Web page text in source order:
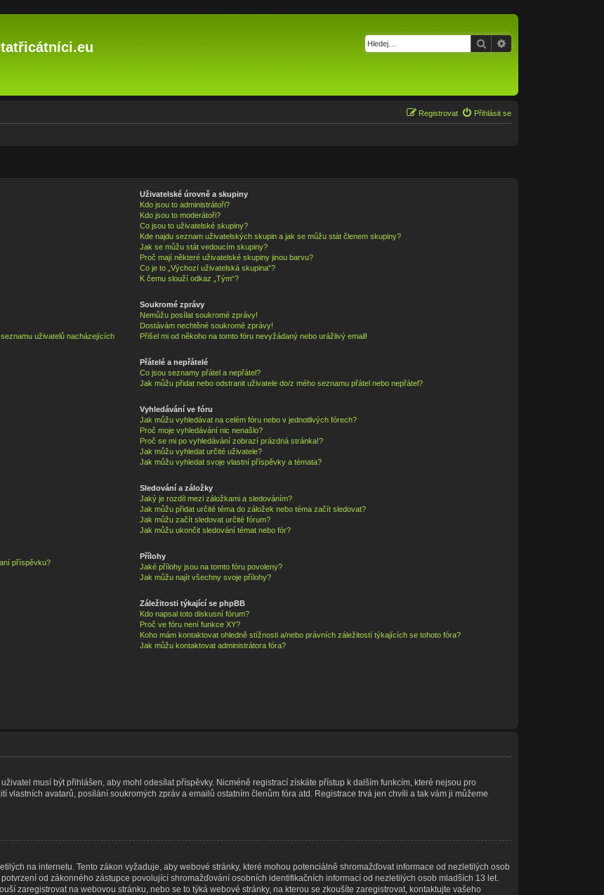
Hledat
Přihlásit se
Registrovat
uživatelů nacházejících
příspěvku?
Uživatelské úrovně a skupiny
Kdo jsou to administrátoři?
Kdo jsou to moderátoři?
Co jsou to uživatelské skupiny?
Kde najdu seznam uživatelských skupin a jak se můžu stát členem skupiny?
Jak se můžu stát vedoucím skupiny?
Proč mají některé uživatelské skupiny jinou barvu?
Co je to „Výchozí uživatelská skupina“?
K čemu slouží odkaz „Tým“?
Soukromé zprávy
Nemůžu posílat soukromé zprávy!
Dostávám nechtěné soukromé zprávy!
Přišel mi od někoho na tomto fóru nevyžádaný nebo urážlivý email!
Přátelé a nepřátelé
Co jsou seznamy přátel a nepřátel?
Jak můžu přidat nebo odstranit uživatele do/z mého seznamu přátel nebo nepřátel?
Vyhledávání ve fóru
Jak můžu vyhledávat na celém fóru nebo v jednotlivých fórech?
Proč moje vyhledávání nic nenašlo?
Proč se mi po vyhledávání zobrazí prázdná stránka!?
Jak můžu vyhledat určité uživatele?
Jak můžu vyhledat svoje vlastní příspěvky a témata?
Sledování a záložky
Jaký je rozdíl mezi záložkami a sledováním?
Jak můžu přidat určité téma do záložek nebo téma začít sledovat?
Jak můžu začít sledovat určité fórum?
Jak můžu ukončit sledování témat nebo fór?
Přílohy
Jaké přílohy jsou na tomto fóru povoleny?
Jak můžu najít všechny svoje přílohy?
Záležitosti týkající se phpBB
Kdo napsal toto diskusní fórum?
Proč ve fóru není funkce XY?
Koho mám kontaktovat ohledně stížnosti a/nebo právních záležitostí týkajících se tohoto fóra?
Jak můžu kontaktovat administrátora fóra?
musí být přihlášen, aby mohl odesílat příspěvky. Nicméně registrací získáte přístup k dalším funkcím, které nejsou pro
avatarů, posílání soukromých zpráv a emailů ostatním členům fóra atd. Registrace trvá jen chvíli a tak vám ji můžeme
na internetu. Tento zákon vyžaduje, aby webové stránky, které mohou potenciálně shromažďovat informace od nezletilých osob
od zákonného zástupce povolující shromažďování osobních identifikačních informací od nezletilých osob mladších 13 let.
zaregistrovat na webovou stránku, nebo se to týká webové stránky, na kterou se zkoušíte zaregistrovat, kontaktujte vašeho